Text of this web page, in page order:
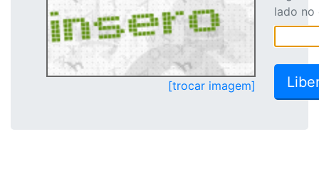
[trocar imagem]
lado no